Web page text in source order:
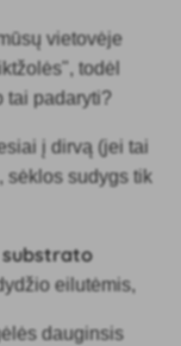
vietovėje
todėl
tai padaryti?
į dirvą (jei tai
sėklos sudygs tik
eilutėmis,
dauginsis